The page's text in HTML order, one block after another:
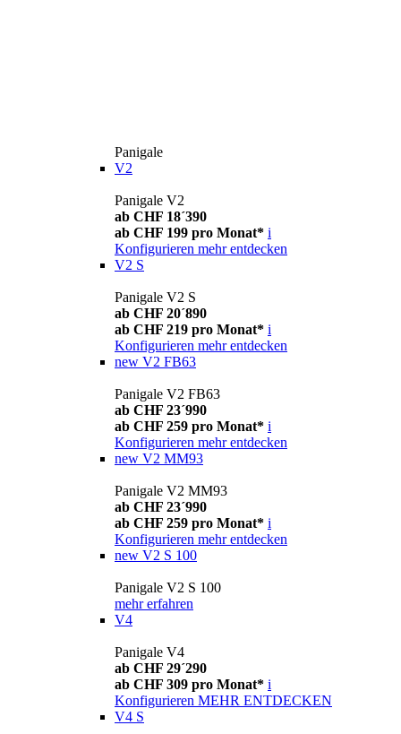
Panigale
V2
Panigale V2
ab CHF 18´390
ab CHF 199 pro Monat* i
Konfigurieren mehr entdecken
V2 S
Panigale V2 S
ab CHF 20´890
ab CHF 219 pro Monat* i
Konfigurieren mehr entdecken
new V2 FB63
Panigale V2 FB63
ab CHF 23´990
ab CHF 259 pro Monat* i
Konfigurieren mehr entdecken
new V2 MM93
Panigale V2 MM93
ab CHF 23´990
ab CHF 259 pro Monat* i
Konfigurieren mehr entdecken
new V2 S 100
Panigale V2 S 100
mehr erfahren
V4
Panigale V4
ab CHF 29´290
ab CHF 309 pro Monat* i
Konfigurieren MEHR ENTDECKEN
V4 S